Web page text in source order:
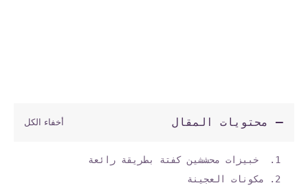
محتويات المقال
خبيزات محششين كفتة بطريقة رائعة
مكونات العجينة